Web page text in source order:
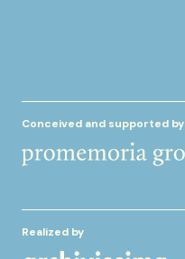
Conceived and supported by
Realized by